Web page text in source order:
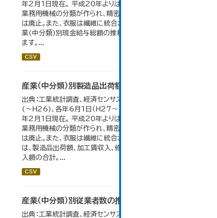
年2月1日現在。 平成20年よりはん用機械、生産用機械、
業務用機械の分類が作られ、精密機械、一般用機械の分類
は廃止。また、衣服は繊維に統合された。 大仙市の統計「産
業(中分類)別現金給与総額の推移」のデータを参照してい
ます。...
CSV
産業（中分類）別製造品出荷額等の推移
出典：工業統計調査、経済センサス。 各年12月31日現在
(～H26)、各年6月1日（H27～）・平成23年のみ平成24
年2月1日現在。 平成20年よりはん用機械、生産用機械、
業務用機械の分類が作られ、精密機械、一般用機械の分類
は廃止。また、衣服は繊維に統合された。 製造品出荷額等
は、製造品出荷額、加工賃収入、修理料収入額、その他の収
入額の合計。...
CSV
産業（中分類）別従業者数の推移
出典：工業統計調査、経済センサス。 各年12月31日現在